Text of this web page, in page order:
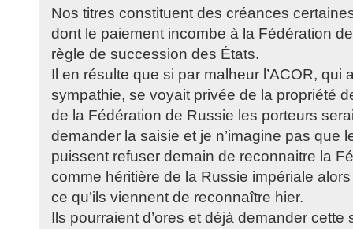
Nos titres constituent des créances
dont le paiement incombe à la Fédération
règle de succession des États.
Il en résulte que si par malheur l’ACOR, qui
sympathie, se voyait privée de la propriété
de la Fédération de Russie les porteurs
demander la saisie et je n’imagine pas que
puissent refuser demain de reconnaitre la
comme héritière de la Russie impériale
ce qu’ils viennent de reconnaître hier.
Ils pourraient d’ores et déjà demander cette